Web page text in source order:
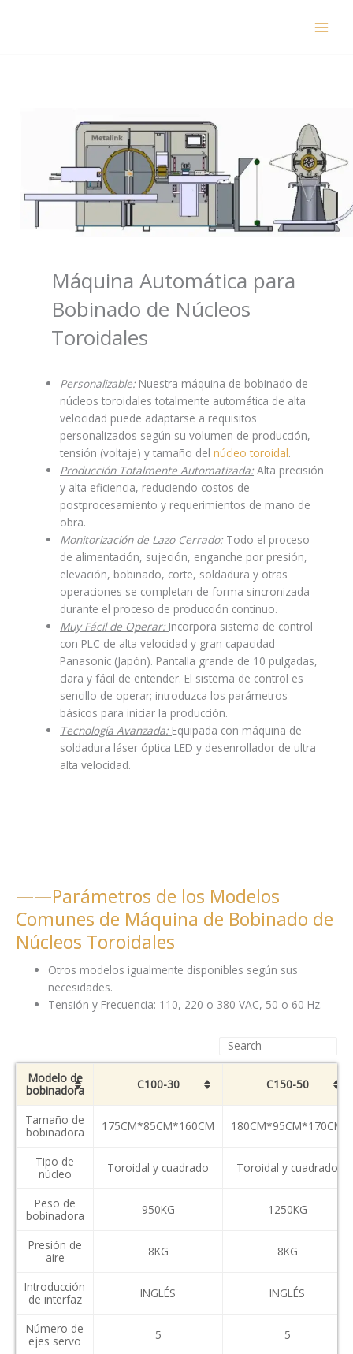
Máquina Automática para
Bobinado de Núcleos
Toroidales
Personalizable: Nuestra máquina de bobinado de
núcleos toroidales totalmente automática de alta
velocidad puede adaptarse a requisitos
personalizados según su volumen de producción,
tensión (voltaje) y tamaño delnúcleo toroidal.
Producción Totalmente Automatizada: Alta precisión
y alta eficiencia, reduciendo costos de
postprocesamiento y requerimientos de mano de
obra.
Monitorización de Lazo Cerrado: Todo el proceso
de alimentación, sujeción, enganche por presión,
elevación, bobinado, corte, soldadura y otras
operaciones se completan de forma sincronizada
durante el proceso de producción continuo.
Muy Fácil de Operar: Incorpora sistema de control
con PLC de alta velocidad y gran capacidad
Panasonic (Japón). Pantalla grande de 10 pulgadas,
clara y fácil de entender. El sistema de control es
sencillo de operar; introduzca los parámetros
básicos para iniciar la producción.
Tecnología Avanzada: Equipada con máquina de
soldadura láser óptica LED y desenrollador de ultra
alta velocidad.
——Parámetros de los Modelos
Comunes de Máquina de Bobinado de
Núcleos Toroidales
Otros modelos igualmente disponibles según sus
necesidades.
Tensión y Frecuencia: 110, 220 o 380 VAC, 50 o 60 Hz.
Modelo de
bobinadora
C100-30 C150-50
Tamaño de
bobinadora
175CM*85CM*160CM 180CM*95CM*170CM
Tipo de
núcleo
Toroidal y cuadrado Toroidal y cuadrado
Peso de
bobinadora
950KG 1250KG
Presión de
aire
8KG 8KG
Introducción
de interfaz
INGLÉS INGLÉS
Número de
ejes servo
5 5